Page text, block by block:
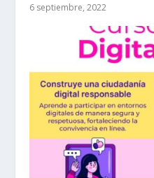
6 septiembre, 2022